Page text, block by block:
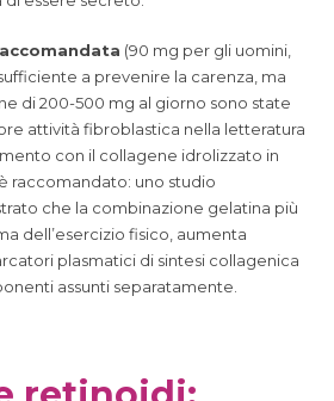
(90 mg per gli uomini,
a prevenire la carenza, ma
di 200-500 mg al giorno sono state
attività fibroblastica nella letteratura
con il collagene idrolizzato in
raccomandato: uno studio
che la combinazione gelatina più
dell’esercizio fisico, aumenta
plasmatici di sintesi collagenica
assunti separatamente.